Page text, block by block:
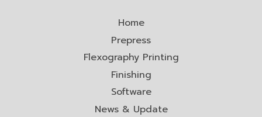
Home
Prepress
Flexography Printing
Finishing
Software
News & Update